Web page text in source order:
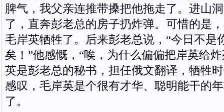
脾气，我父亲连推带搡把他拖走了。进山
了，直奔彭老总的房子扔炸弹。可惜的是
毛岸英牺牲了。后来彭老总说，“今日不是
矣！”他感慨，“唉，为什么偏偏把岸英给
英是彭老总的秘书，担任俄文翻译，牺牲
感叹，毛岸英是个很有才华、聪明能干的
了。